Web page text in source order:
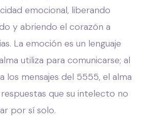
emocional, liberando
y abriendo el corazón a
La emoción es un lenguaje
utiliza para comunicarse; al
los mensajes del 5555, el alma
que su intelecto no
por sí solo.